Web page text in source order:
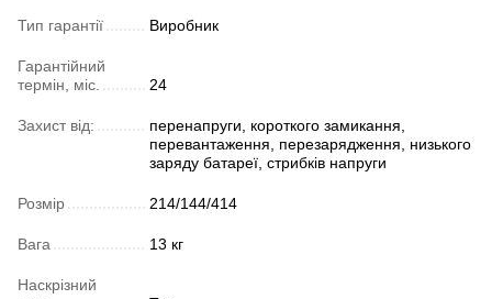
Тип гарантії Виробник
Гарантійний
термін, міс.
24
Захист від:
перенапруги, короткого замикання,
перевантаження, перезарядження, низького
заряду батареї, стрибків напруги
Розмір 214/144/414
Вага 13 кг
Наскрізний